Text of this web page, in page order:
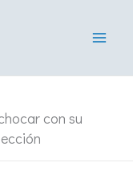
con su